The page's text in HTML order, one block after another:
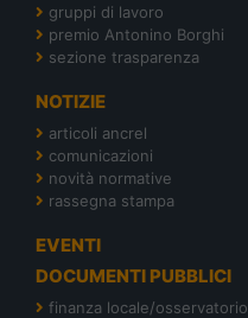
gruppi di lavoro
premio Antonino Borghi
sezione trasparenza
NOTIZIE
articoli ancrel
comunicazioni
novità normative
rassegna stampa
EVENTI
DOCUMENTI PUBBLICI
finanza locale/osservatorio